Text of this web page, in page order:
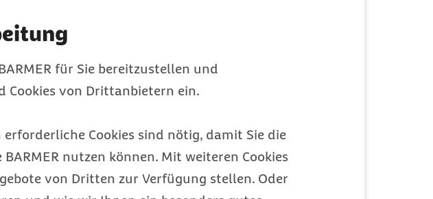
für Sie bereitzustellen und
Cookies von Drittanbietern ein.
erforderliche Cookies sind nötig, damit Sie die
nutzen können. Mit weiteren Cookies
von Dritten zur Verfügung stellen. Oder